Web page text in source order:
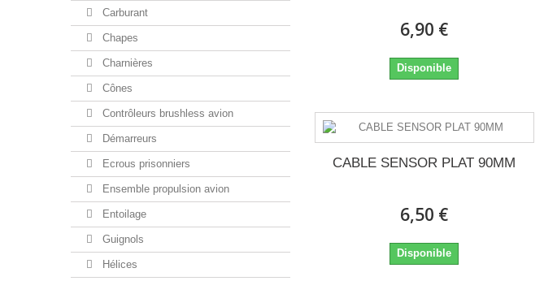
Carburant
Chapes
Charnières
Cônes
Contrôleurs brushless avion
Démarreurs
Ecrous prisonniers
Ensemble propulsion avion
Entoilage
Guignols
Hélices
6,90 €
Disponible
CABLE SENSOR PLAT 90MM
6,50 €
Disponible